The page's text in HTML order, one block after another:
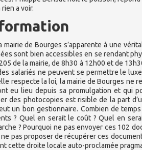
a voir.
de Bourges s’apparente à une
sont bien accessibles en se rendant
de la mairie, de 8h30 à 12h00 et de
salariés ne peuvent se permettre le
respecte la loi, la mairie de Bourges ne
eu lieu depuis sa promulgation et qui
des photocopies est risible de la part
un bon gestionnaire. Combien de
? Quel en serait le coût ? Quel en
? Pourquoi ne pas envoyer ces 102
pas proposer de récupérer ces
cette droite locale auto-proclamée